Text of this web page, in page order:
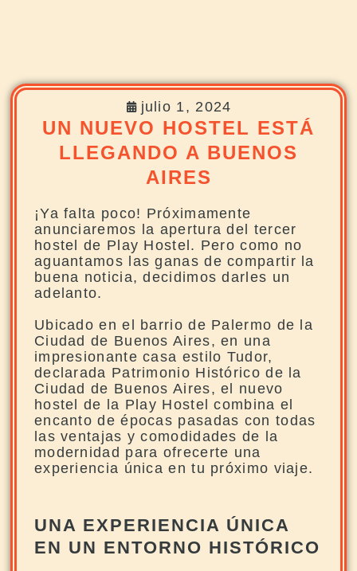
julio 1, 2024
UN NUEVO HOSTEL ESTÁ
LLEGANDO A BUENOS
AIRES
¡Ya falta poco! Próximamente
anunciaremos la apertura del tercer
hostel de Play Hostel. Pero como no
aguantamos las ganas de compartir la
buena noticia, decidimos darles un
adelanto.
Ubicado en el barrio de Palermo de la
Ciudad de Buenos Aires, en una
impresionante casa estilo Tudor,
declarada Patrimonio Histórico de la
Ciudad de Buenos Aires, el nuevo
hostel de la Play Hostel combina el
encanto de épocas pasadas con todas
las ventajas y comodidades de la
modernidad para ofrecerte una
experiencia única en tu próximo viaje.
UNA EXPERIENCIA ÚNICA
EN UN ENTORNO HISTÓRICO